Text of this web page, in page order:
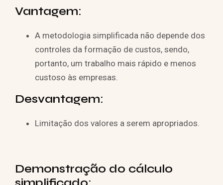
Vantagem:
A metodologia simplificada não depende dos
controles da formação de custos, sendo,
portanto, um trabalho mais rápido e menos
custoso às empresas.
Desvantagem:
Limitação dos valores a serem apropriados.
Demonstração do cálculo